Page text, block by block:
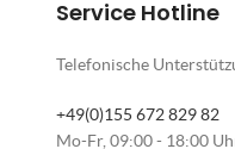
Service Hotline
Telefonische
+49(0)155 672 829 82
Mo-Fr, 09:00 - 18:00